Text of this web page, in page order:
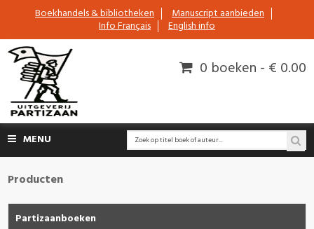
Boekhandels & bibliotheken Manuscript aanbieden
Info Français English info
0 boeken - € 0.00
MENU
Producten
Partizaanboeken